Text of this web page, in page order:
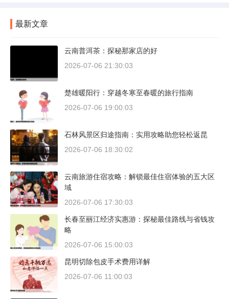
最新文章
云南普洱茶：探秘那家店的好
2026-07-06 21:30:03
楚雄暖阳行：穿越冬寒至春暖的旅行指南
2026-07-06 19:00:03
石林风景区归途指南：实用攻略助您轻松返昆
2026-07-06 18:30:02
云南旅游住宿攻略：解锁最佳住宿体验的五大区
域
2026-07-06 17:30:03
长春至丽江经济实惠游：探秘最佳路线与省钱攻
略
2026-07-06 15:00:03
昆明切除包皮手术费用详解
2026-07-06 11:00:03